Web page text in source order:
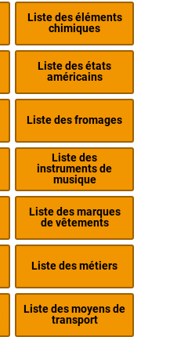
Liste des éléments
chimiques
Liste des états
américains
Liste des fromages
Liste des
instruments de
musique
Liste des marques
de vêtements
Liste des métiers
Liste des moyens de
transport